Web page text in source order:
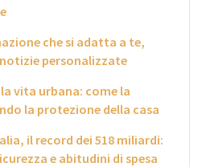
che si adatta a te,
personalizzate
vita urbana: come la
la protezione della casa
il record dei 518 miliardi:
e abitudini di spesa